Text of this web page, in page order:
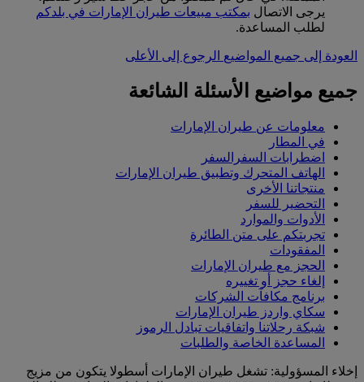
يرجى الاتصال بمكتب مبيعات طيران الإمارات في بلدكم
لطلب المساعدة.
العودة إلى جميع المواضيع الرجوع إلى الأعلى
جميع مواضيع الأسئلة الشائعة
معلومات عن طيران الإمارات
في المطار
اضطرابات السفرالسفر
الهاتف المتحرك وتطبيق طيران الإمارات
منتجاتنا الأخرى
التحضير للسفر
الأدوات والموارد
تجربتكم على متن الطائرة
المفقودات
الحجز مع طيران الإمارات
إلغاء حجز أو تغييره
برنامج مكافآت الشركات
سكاي واردز طيران الإمارات
شبكة رحلاتنا واتفاقيات تبادل الرموز
المساعدة الخاصة والطلبات
إخلاء المسؤولية: تشغل طيران الإمارات أسطولا يتكون من مزيج